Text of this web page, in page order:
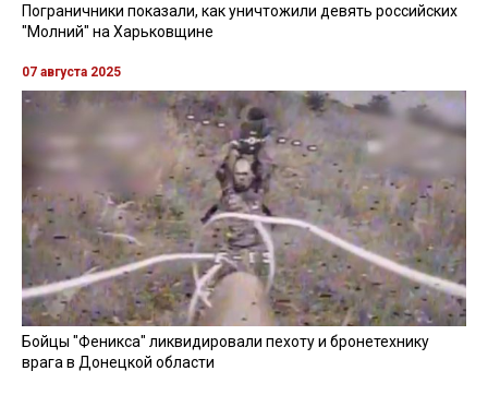
Пограничники показали, как уничтожили девять российских
"Молний" на Харьковщине
07 августа 2025
Бойцы "Феникса" ликвидировали пехоту и бронетехнику
врага в Донецкой области